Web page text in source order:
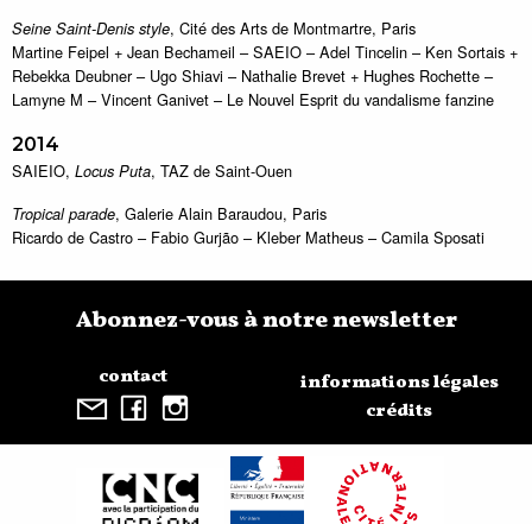
Seine Saint-Denis style, Cité des Arts de Montmartre, Paris
Martine Feipel + Jean Bechameil – SAEIO – Adel Tincelin – Ken Sortais +
Rebekka Deubner – Ugo Shiavi – Nathalie Brevet + Hughes Rochette –
Lamyne M – Vincent Ganivet – Le Nouvel Esprit du vandalisme fanzine
2014
SAIEIO, Locus Puta, TAZ de Saint-Ouen
Tropical parade, Galerie Alain Baraudou, Paris
Ricardo de Castro – Fabio Gurjão – Kleber Matheus – Camila Sposati
contact
Abonnez-vous à notre newsletter
informations légales
crédits